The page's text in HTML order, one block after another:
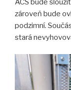
ACS bude
zároveň bude
podzimní.
stará